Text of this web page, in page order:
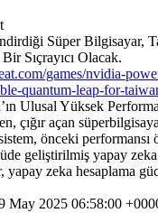
Süper Bilgisayar,
Sıçrayıcı Olacak.
games/nvidia-
quantum-leap-for-
Ulusal Yüksek
çığır açan
önceki performansı
geliştirilmiş yapay
yapay zeka hesaplama
May 2025 06:58:00